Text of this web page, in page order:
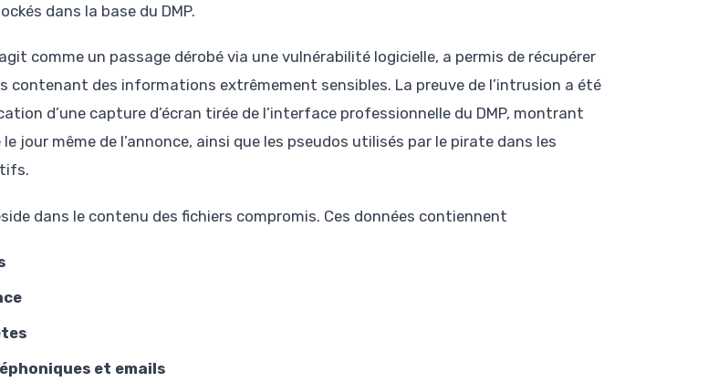
dans la base du DMP.
comme un passage dérobé via une vulnérabilité logicielle, a permis de récupérer
contenant des informations extrêmement sensibles. La preuve de l’intrusion a été
d’une capture d’écran tirée de l’interface professionnelle du DMP, montrant
jour même de l’annonce, ainsi que les pseudos utilisés par le pirate dans les
dans le contenu des fichiers compromis. Ces données contiennent
et emails